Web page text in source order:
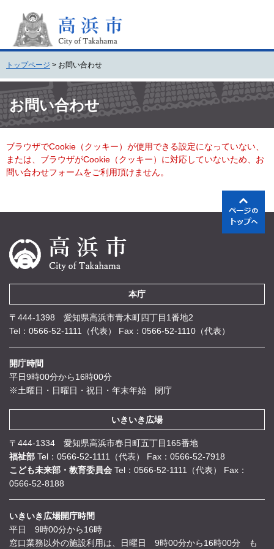
頭
で
す
。
飛
ば
し
て
本
へ
トップページ > お問い合わせ
文 お問い合わせ
ブラウザでCookie（クッキー）が使用できる設定になっていない、
または、ブラウザがCookie（クッキー）に対応していないため、お
問い合わせフォームをご利用頂けません。
本庁
〒444-1398 愛知県高浜市青木町四丁目1番地2
Tel：0566-52-1111（代表）
Fax：0566-52-1110（代表）
開庁時間
平日9時00分から16時00分
※土曜日・日曜日・祝日・年末年始 閉庁
いきいき広場
〒444-1334 愛知県高浜市春日町五丁目165番地
福祉部 Tel：0566-52-1111（代表）
Fax：0566-52-7918
こども未来部・教育委員会 Tel：0566-52-1111（代表）
Fax：
0566-52-8188
いきいき広場開庁時間
平日 9時00分から16時
窓口業務以外の施設利用は、日曜日 9時00分から16時00分 も